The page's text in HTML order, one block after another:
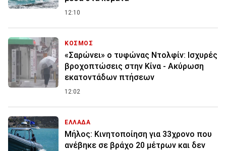
12:10
ΚΟΣΜΟΣ
«Σαρώνει» ο τυφώνας Ντολφίν: Ισχυρές
βροχοπτώσεις στην Κίνα - Ακύρωση
εκατοντάδων πτήσεων
12:02
ΕΛΛΑΔΑ
Μήλος: Κινητοποίηση για 33χρονο που
ανέβηκε σε βράχο 20 μέτρων και δεν